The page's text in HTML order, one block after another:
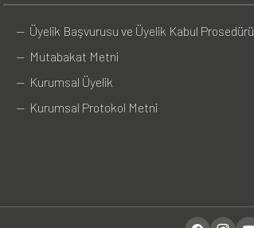
— Üyelik Başvurusu ve Üyelik Kabul Prosedürü
— Mutabakat Metni
— Kurumsal Üyelik
— Kurumsal Protokol Metni